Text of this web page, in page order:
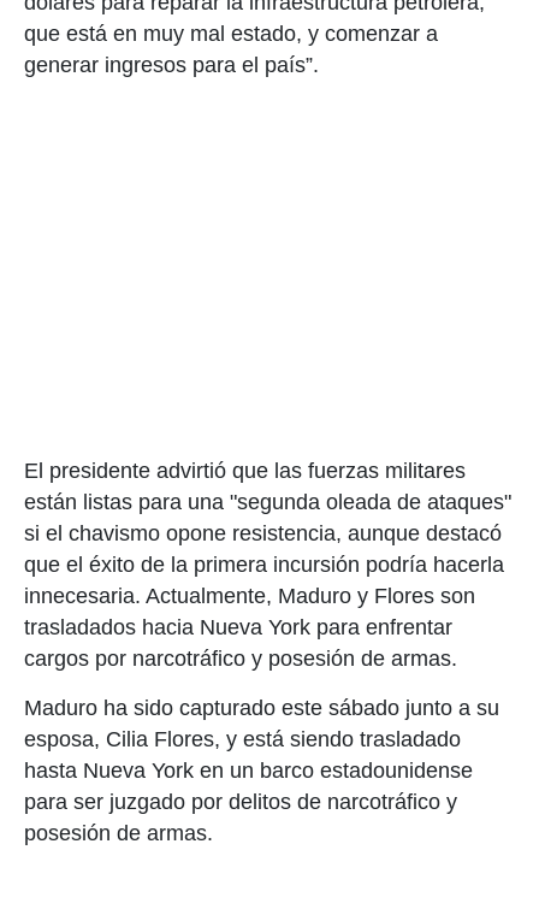
que está en muy mal estado, y comenzar a
generar ingresos para el país”.
El presidente advirtió que las fuerzas militares
están listas para una "segunda oleada de ataques"
si el chavismo opone resistencia, aunque destacó
que el éxito de la primera incursión podría hacerla
innecesaria. Actualmente, Maduro y Flores son
trasladados hacia Nueva York para enfrentar
cargos por narcotráfico y posesión de armas.
Maduro ha sido capturado este sábado junto a su
esposa, Cilia Flores, y está siendo trasladado
hasta Nueva York en un barco estadounidense
para ser juzgado por delitos de narcotráfico y
posesión de armas.